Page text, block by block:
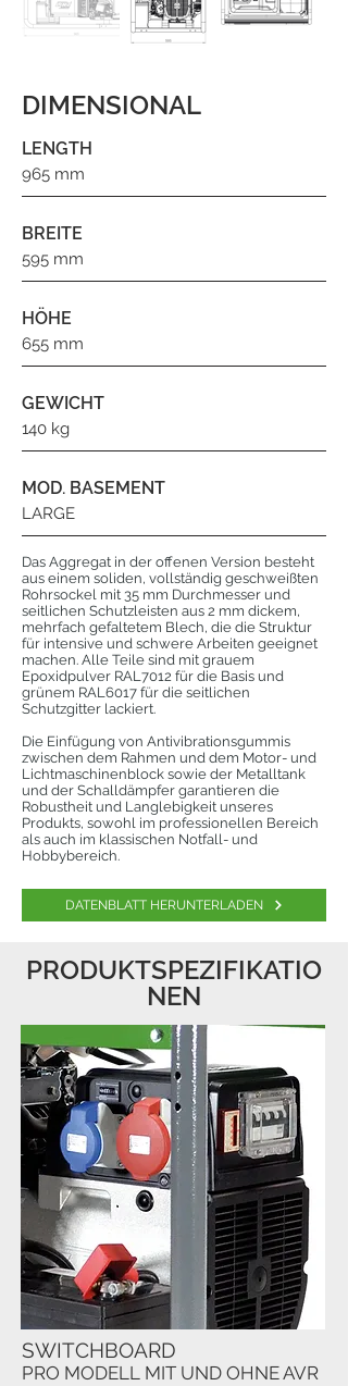
DIMENSIONAL
LENGTH
965 mm
BREITE
595 mm
HÖHE
655 mm
GEWICHT
140 kg
MOD. BASEMENT
LARGE
Das Aggregat in der offenen Version besteht
aus einem soliden, vollständig geschweißten
Rohrsockel mit 35 mm Durchmesser und
seitlichen Schutzleisten aus 2 mm dickem,
mehrfach gefaltetem Blech, die die Struktur
für intensive und schwere Arbeiten geeignet
machen. Alle Teile sind mit grauem
Epoxidpulver RAL7012 für die Basis und
grünem RAL6017 für die seitlichen
Schutzgitter lackiert.
Die Einfügung von Antivibrationsgummis
zwischen dem Rahmen und dem Motor- und
Lichtmaschinenblock sowie der Metalltank
und der Schalldämpfer garantieren die
Robustheit und Langlebigkeit unseres
Produkts, sowohl im professionellen Bereich
als auch im klassischen Notfall- und
Hobbybereich.
DATENBLATT HERUNTERLADEN
PRODUKTSPEZIFIKATIO
NEN
SWITCHBOARD
PRO MODELL MIT UND OHNE AVR